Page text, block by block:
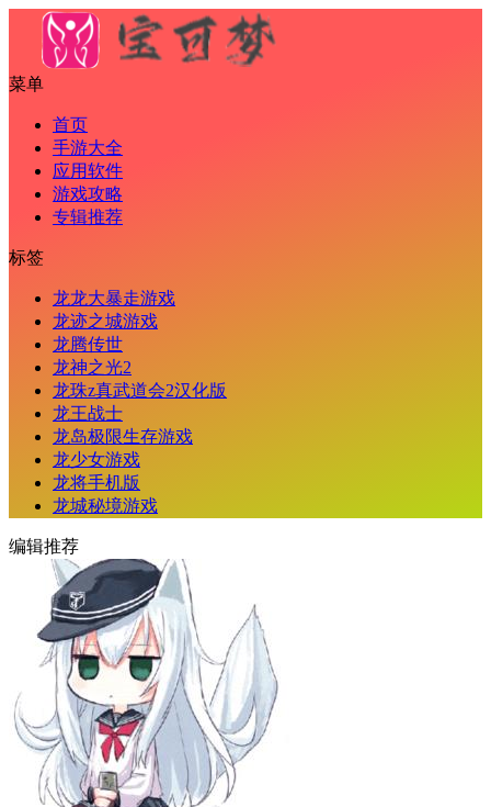
菜单
首页
手游大全
应用软件
游戏攻略
专辑推荐
标签
龙龙大暴走游戏
龙迹之城游戏
龙腾传世
龙神之光2
龙珠z真武道会2汉化版
龙王战士
龙岛极限生存游戏
龙少女游戏
龙将手机版
龙城秘境游戏
编辑推荐